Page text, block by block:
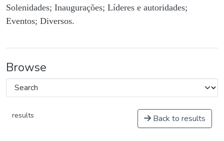
Solenidades; Inaugurações; Líderes e autoridades;
Eventos; Diversos.
Browse
results Back to results